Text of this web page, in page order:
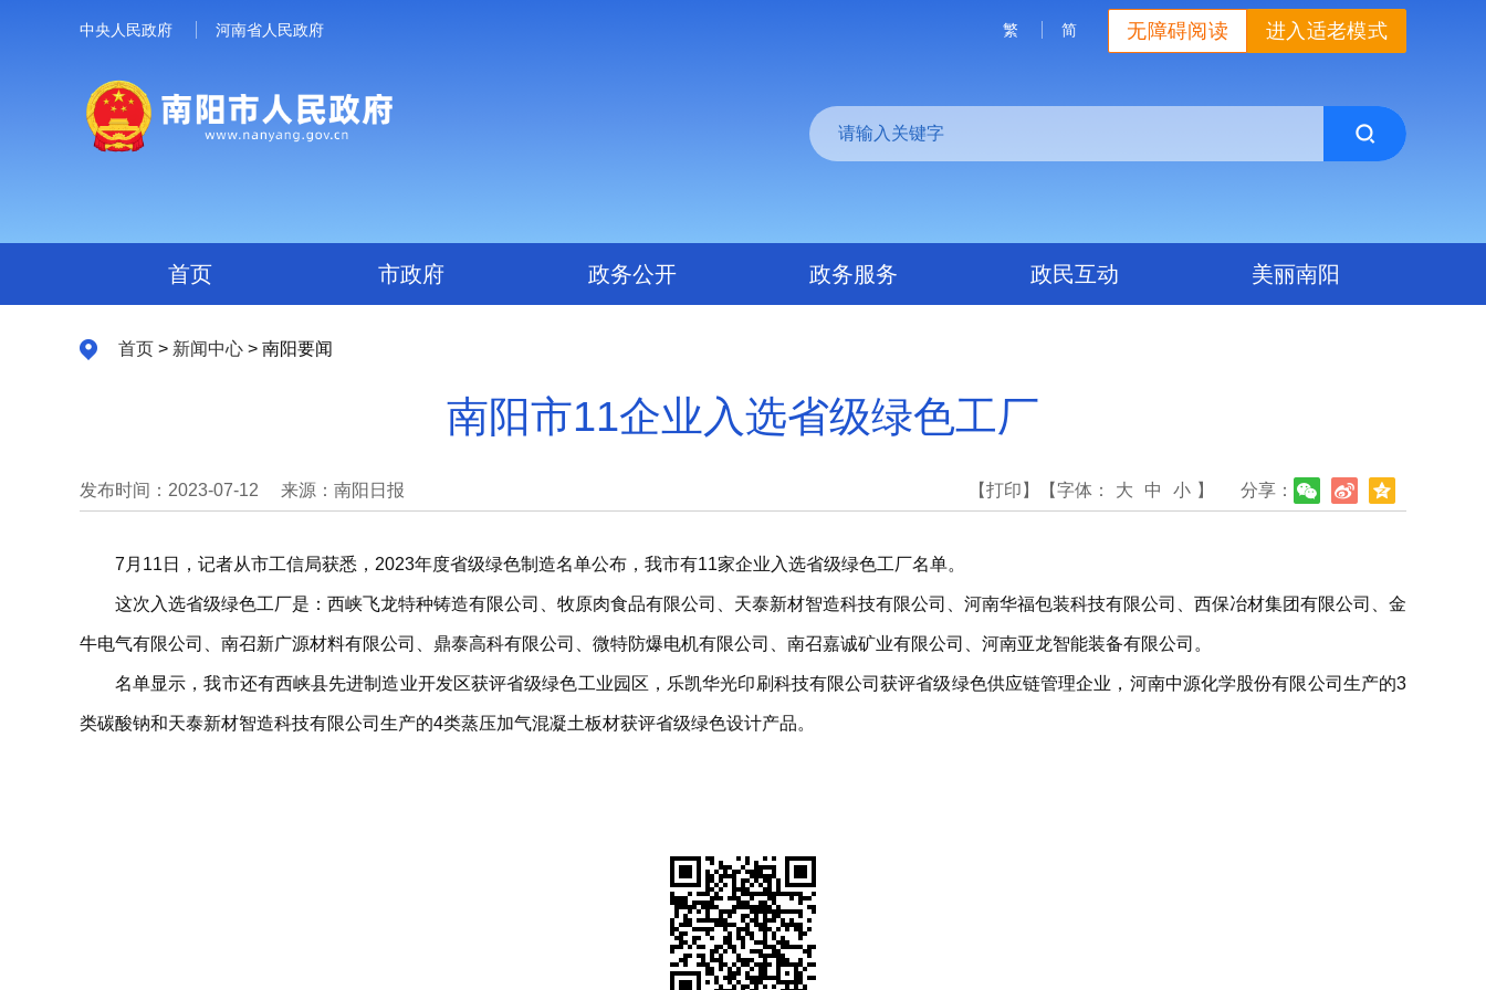
中央人民政府 河南省人民政府 进入适老模式
无障碍阅读
繁 简
首页 市政府 政务公开 政务服务 政民互动 美丽南阳
首页 > 新闻中心 > 南阳要闻
南阳市11企业入选省级绿色工厂
发布时间：2023-07-12 来源：南阳日报 分享：
【打印】 【字体： 大 中 小 】
7月11日，记者从市工信局获悉，2023年度省级绿色制造名单公布，我市有11家企业入选省级绿色工厂名单。
这次入选省级绿色工厂是：西峡飞龙特种铸造有限公司、牧原肉食品有限公司、天泰新材智造科技有限公司、河南华福包装科技有限公司、西保冶材集团有限公司、金
牛电气有限公司、南召新广源材料有限公司、鼎泰高科有限公司、微特防爆电机有限公司、南召嘉诚矿业有限公司、河南亚龙智能装备有限公司。
名单显示，我市还有西峡县先进制造业开发区获评省级绿色工业园区，乐凯华光印刷科技有限公司获评省级绿色供应链管理企业，河南中源化学股份有限公司生产的3
类碳酸钠和天泰新材智造科技有限公司生产的4类蒸压加气混凝土板材获评省级绿色设计产品。